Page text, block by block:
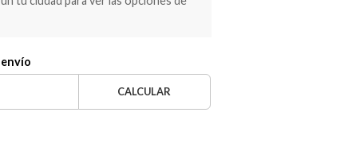
CALCULAR